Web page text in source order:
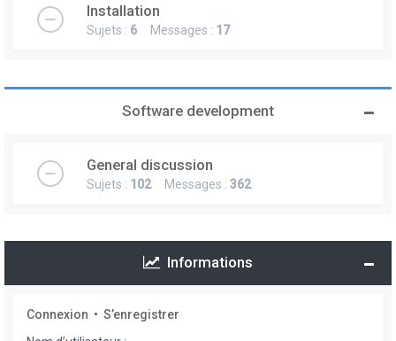
Installation
Sujets : 6 Messages : 17
Software development
General discussion
Sujets : 102Messages : 362
Informations
Connexion • S’enregistrer